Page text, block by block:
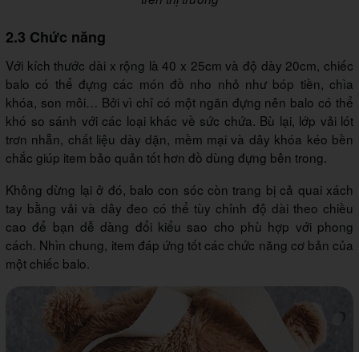
2.3 Chức năng
Với kích thước dài x rộng là 40 x 25cm và độ dày 20cm, chiếc
balo có thể đựng các món đồ nho nhỏ như bóp tiền, chìa
khóa, son môi… Bởi vì chỉ có một ngăn đựng nên balo có thể
khó so sánh với các loại khác về sức chứa. Bù lại, lớp vải lót
trơn nhẵn, chất liệu dày dặn, mềm mại và dây khóa kéo bền
chắc giúp item bảo quản tốt hơn đồ dùng đựng bên trong.
Không dừng lại ở đó, balo con sóc còn trang bị cả quai xách
tay bằng vải và dây đeo có thể tùy chỉnh độ dài theo chiều
cao để bạn dễ dàng đổi kiểu sao cho phù hợp với phong
cách. Nhìn chung, item đáp ứng tốt các chức năng cơ bản của
một chiếc balo.